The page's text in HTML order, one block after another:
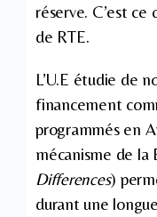
réserve. C’est
de RTE.
L’U.E étudie de
financement
programmés en
mécanisme de la
Differences)
durant une